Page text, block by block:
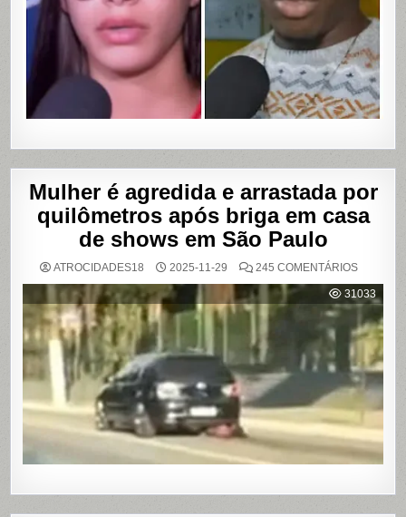
DE
VÍDEOS
ÍNTIMOS
EM
BAHIA
Mulher é agredida e arrastada por
quilômetros após briga em casa
de shows em São Paulo
ATROCIDADES18 2025-11-29 245 COMENTÁRIOSEM
É
E
POR
APÓS
BRIGA
EM
CASA
SHOWS
SÃO
PAULO
31033